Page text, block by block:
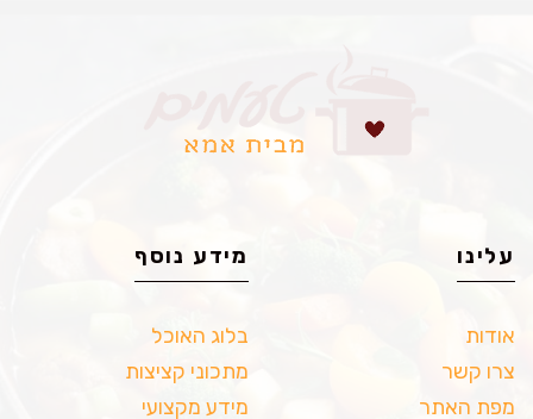
עלינו
אודות
צרו קשר
מפת האתר
מידע נוסף
בלוג האוכל
מתכוני קציצות
מידע מקצועי